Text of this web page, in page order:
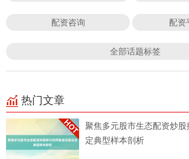
配资咨询 配资
全部话题标签
热门文章
聚焦多元股市生态配资炒
定典型样本剖析